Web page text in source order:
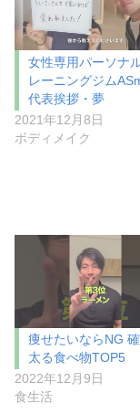
女性専用パーソナ
レーニングジム
代表挨拶・夢
2021年12月8日
ボディメイク
痩せたいならNG
太る食べ物TOP5
2022年12月9日
食生活